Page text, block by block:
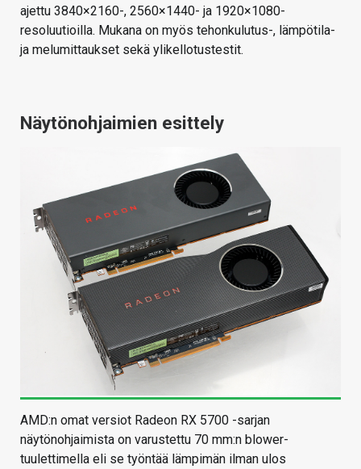
ajettu 3840×2160-, 2560×1440- ja 1920×1080-
resoluutioilla. Mukana on myös tehonkulutus-, lämpötila-
ja melumittaukset sekä ylikellotustestit.
Näytönohjaimien esittely
AMD:n omat versiot Radeon RX 5700 -sarjan
näytönohjaimista on varustettu 70 mm:n blower-
tuulettimella eli se työntää lämpimän ilman ulos